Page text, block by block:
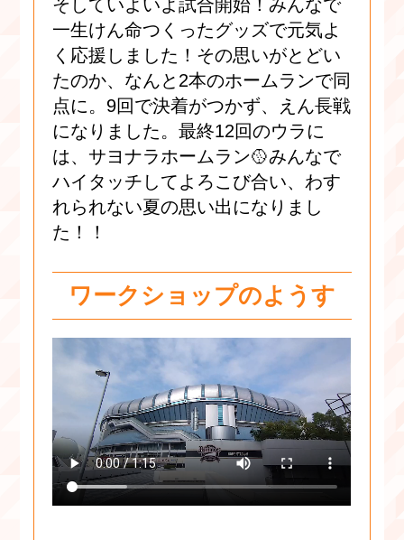
そしていよいよ試合開始！みんなで
一生けん命つくったグッズで元気よ
く応援しました！その思いがとどい
たのか、なんと2本のホームランで同
点に。9回で決着がつかず、えん長戦
になりました。最終12回のウラに
は、サヨナラホームラン🥎みんなで
ハイタッチしてよろこび合い、わす
れられない夏の思い出になりまし
た！！
ワークショップのようす